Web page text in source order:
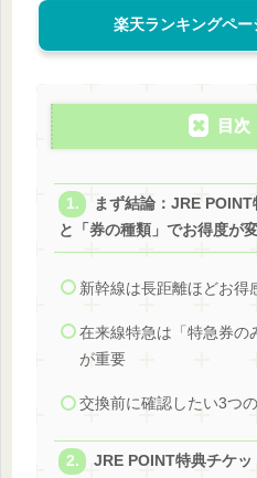
楽天ランキングペー
目次
まず結論：JRE POINT
と「券の種類」でお得度が
新幹線は長距離ほどお得
在来線特急は「特急券の
が重要
交換前に確認したい3つ
JRE POINT特典チケ